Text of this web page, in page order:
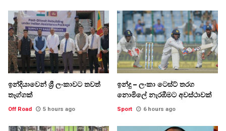
ඉන්දියාවෙන් ශ්‍රී ලංකාවට තවත්
තෑග්ගක්
Off Road 5 hours ago
ඉන්දු – ලංකා ටෙස්ට් තරග
නොමිලේ නැරඹීමට අවස්ථාවක්
Sport 6 hours ago